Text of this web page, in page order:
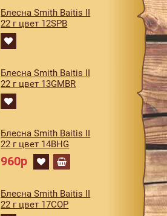
Блесна Smith Baitis II
22 г цвет 12SPB
Блесна Smith Baitis II
22 г цвет 13GMBR
Блесна Smith Baitis II
22 г цвет 14BHG
960р
Блесна Smith Baitis II
22 г цвет 17COP